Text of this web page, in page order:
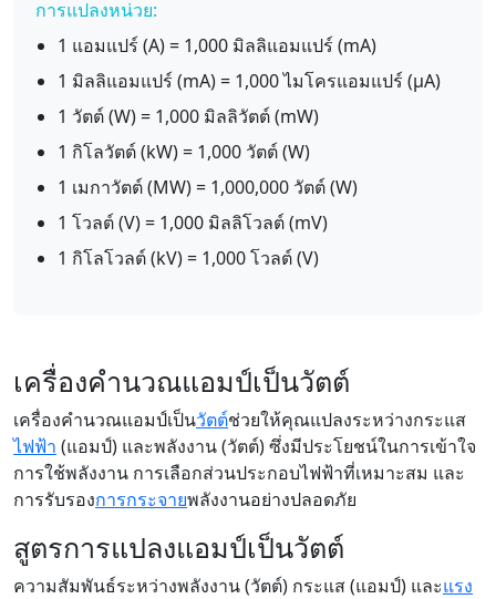
การแปลงหน่วย:
1 แอมแปร์ (A) = 1,000 มิลลิแอมแปร์ (mA)
1 มิลลิแอมแปร์ (mA) = 1,000 ไมโครแอมแปร์ (μA)
1 วัตต์ (W) = 1,000 มิลลิวัตต์ (mW)
1 กิโลวัตต์ (kW) = 1,000 วัตต์ (W)
1 เมกาวัตต์ (MW) = 1,000,000 วัตต์ (W)
1 โวลต์ (V) = 1,000 มิลลิโวลต์ (mV)
1 กิโลโวลต์ (kV) = 1,000 โวลต์ (V)
เครื่องคำนวณแอมป์เป็นวัตต์
เครื่องคำนวณแอมป์เป็นวัตต์ช่วยให้คุณแปลงระหว่างกระแส
ไฟฟ้า (แอมป์) และพลังงาน (วัตต์) ซึ่งมีประโยชน์ในการเข้าใจ
การใช้พลังงาน การเลือกส่วนประกอบไฟฟ้าที่เหมาะสม และ
การรับรองการกระจายพลังงานอย่างปลอดภัย
สูตรการแปลงแอมป์เป็นวัตต์
ความสัมพันธ์ระหว่างพลังงาน (วัตต์) กระแส (แอมป์) และแรง